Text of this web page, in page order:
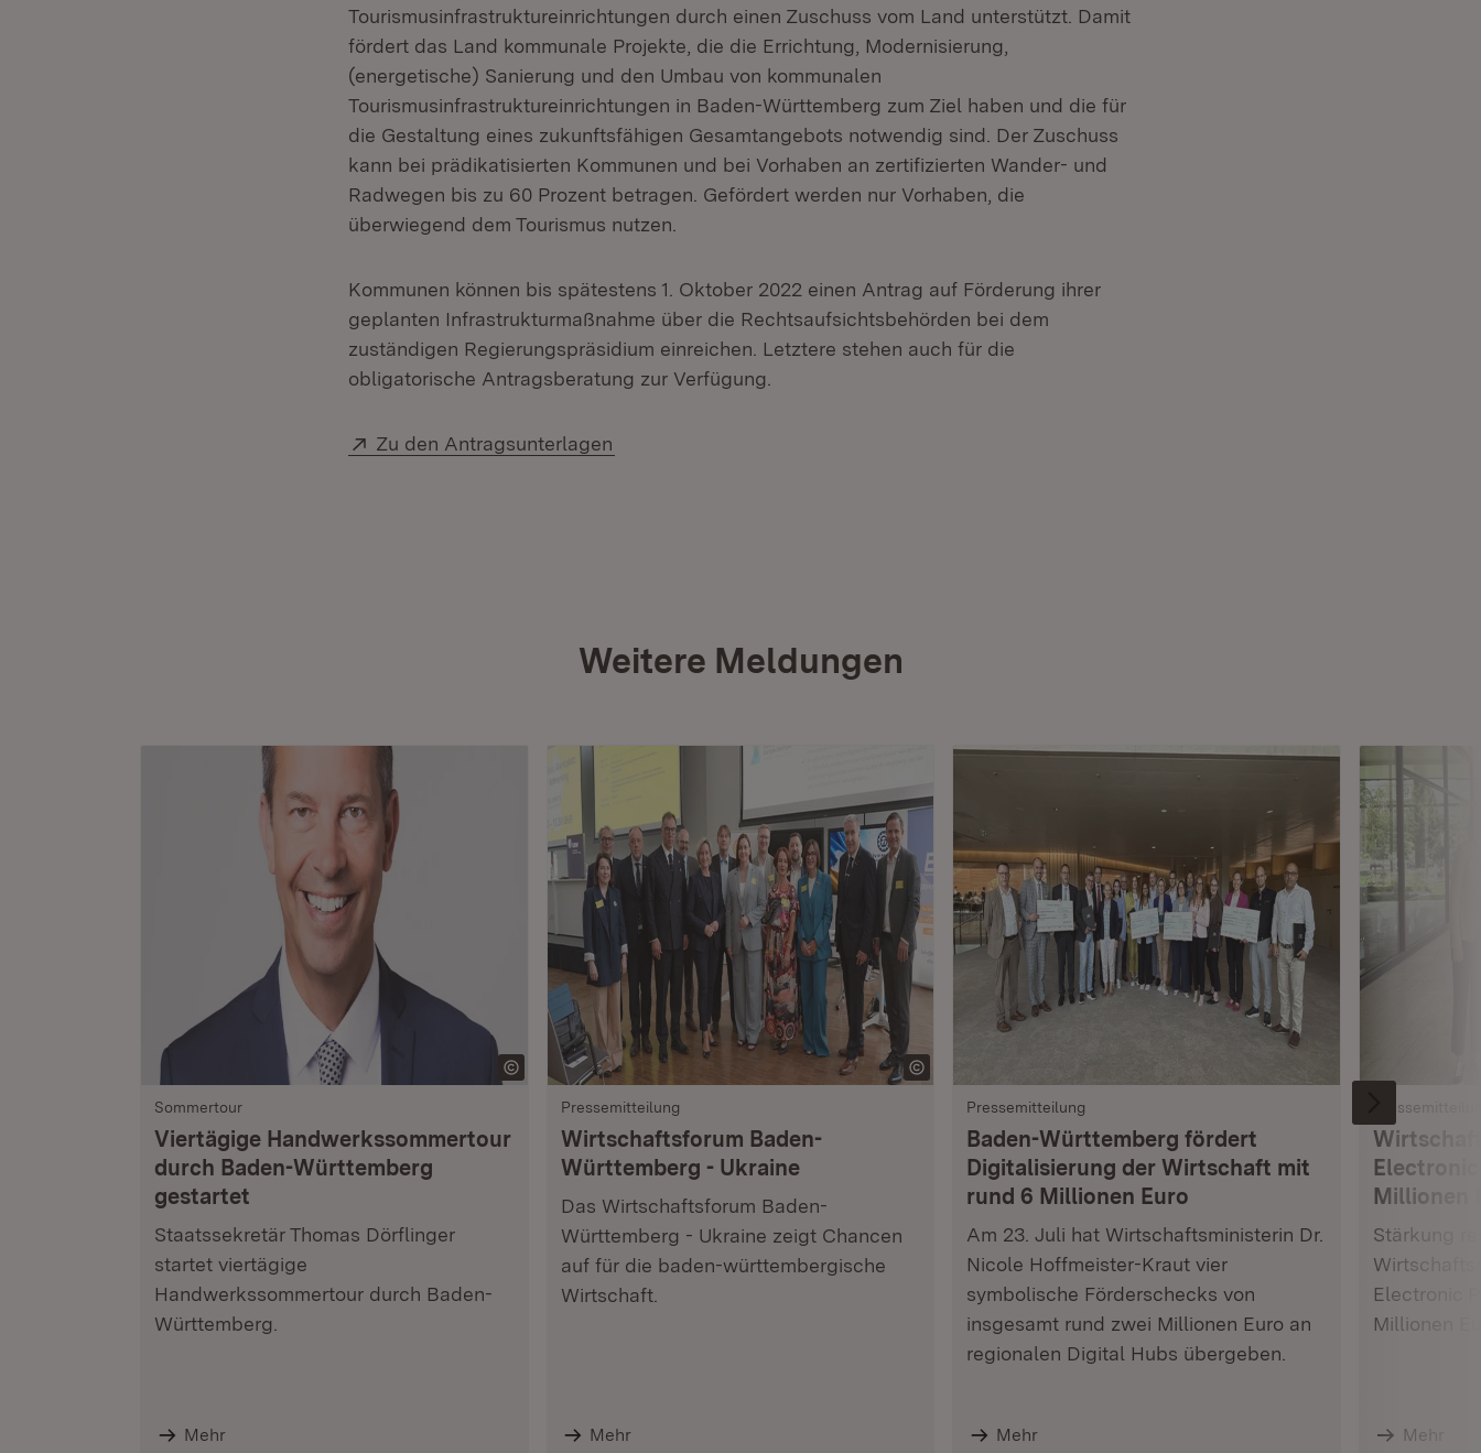
Tourismusinfrastruktureinrichtungen durch einen Zuschuss vom Land unterstützt. Damit
fördert das Land kommunale Projekte, die die Errichtung, Modernisierung,
(energetische) Sanierung und den Umbau von kommunalen
Tourismusinfrastruktureinrichtungen in Baden-Württemberg zum Ziel haben und die für
die Gestaltung eines zukunftsfähigen Gesamtangebots notwendig sind. Der Zuschuss
kann bei prädikatisierten Kommunen und bei Vorhaben an zertifizierten Wander- und
Radwegen bis zu 60 Prozent betragen. Gefördert werden nur Vorhaben, die
überwiegend dem Tourismus nutzen.
Kommunen können bis spätestens 1. Oktober 2022 einen Antrag auf Förderung ihrer
geplanten Infrastrukturmaßnahme über die Rechtsaufsichtsbehörden bei dem
zuständigen Regierungspräsidium einreichen. Letztere stehen auch für die
obligatorische Antragsberatung zur Verfügung.
Extern:
Zu den Antragsunterlagen
Weitere Meldungen
Sommertour
Viertägige Handwerkssommertour
durch Baden-Württemberg
gestartet
Staatssekretär Thomas Dörflinger
startet viertägige
Handwerkssommertour durch Baden-
Württemberg.
Mehr
Pressemitteilung
Wirtschaftsforum Baden-
Württemberg - Ukraine
Das Wirtschaftsforum Baden-
Württemberg - Ukraine zeigt Chancen
auf für die baden-württembergische
Wirtschaft.
Mehr
Pressemitteilung
Baden-Württemberg fördert
Digitalisierung der Wirtschaft mit
rund 6 Millionen Euro
Am 23. Juli hat Wirtschaftsministerin Dr.
Nicole Hoffmeister-Kraut vier
symbolische Förderschecks von
insgesamt rund zwei Millionen Euro an
regionalen Digital Hubs übergeben.
Mehr
Millionen
Stärkung
Electronic
Millionen
Mehr